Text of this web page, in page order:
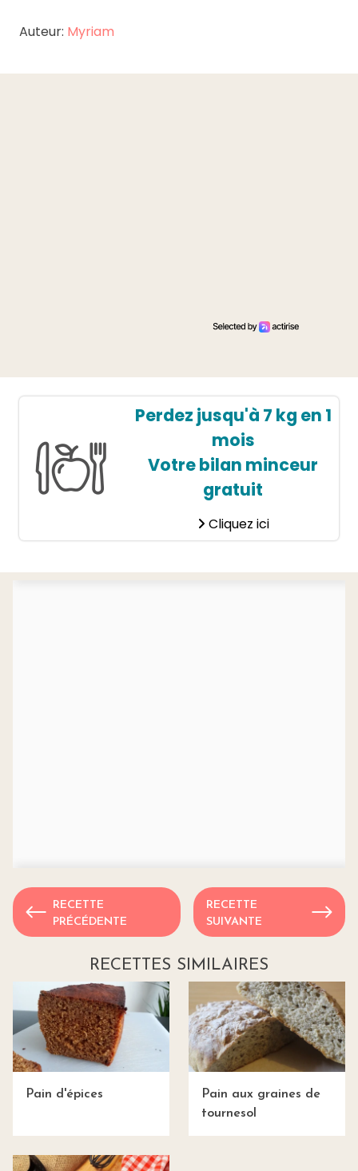
Auteur: Myriam
Perdez jusqu'à 7 kg en 1
mois
Votre bilan minceur
gratuit
Cliquez ici
RECETTE
PRÉCÉDENTE
RECETTE
SUIVANTE
RECETTES SIMILAIRES
Pain d'épices
Pain aux graines de
tournesol